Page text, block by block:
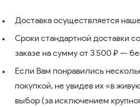
Доставка осуществляется
Сроки стандартной доставки
заказе на сумму от 3 500 ₽ —
Если Вам понравились
покупкой, не увидев их «в
выбор (за исключением